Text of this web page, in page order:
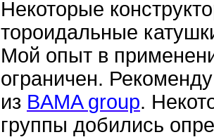
Некоторые
тороидальные
Мой опыт в
ограничен.
из BAMA group.
группы добились